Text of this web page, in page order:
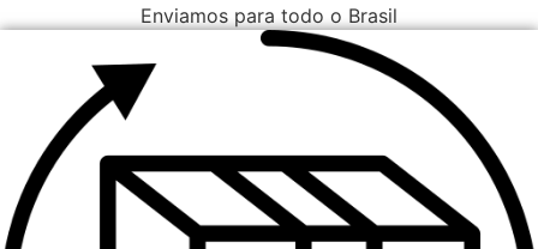
Enviamos para todo o Brasil